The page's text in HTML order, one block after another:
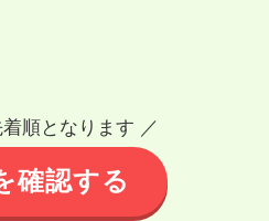
順となります ／
確認する